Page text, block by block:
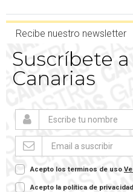
Recibe nuestro newsletter
Suscríbete
Canarias
Acepto los terminos de uso
Acepto la política de privacidad